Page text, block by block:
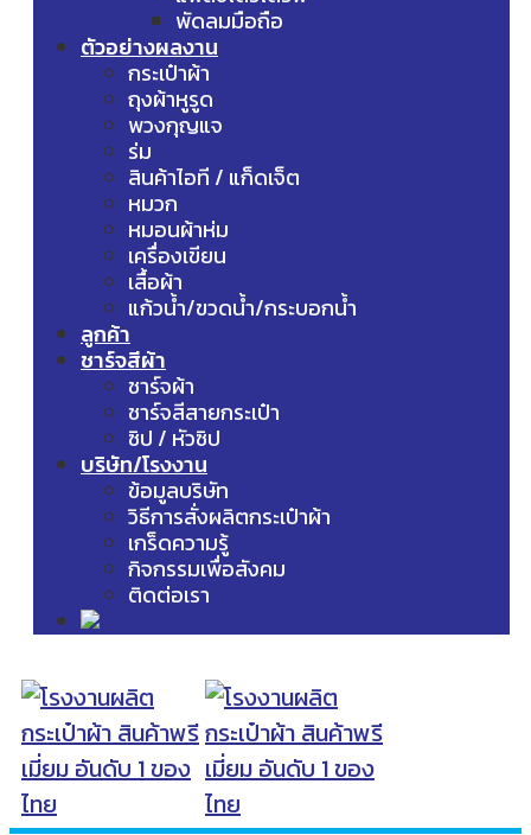
พัดลมมือถือ
ตัวอย่างผลงาน
กระเป๋าผ้า
ถุงผ้าหูรูด
พวงกุญแจ
ร่ม
สินค้าไอที / แก็ดเจ็ต
หมวก
หมอนผ้าห่ม
เครื่องเขียน
เสื้อผ้า
แก้วน้ำ/ขวดน้ำ/กระบอกน้ำ
ลูกค้า
ชาร์จสีผ้า
ชาร์จผ้า
ชาร์จสีสายกระเป๋า
ซิป / หัวซิป
บริษัท/โรงงาน
ข้อมูลบริษัท
วิธีการสั่งผลิตกระเป๋าผ้า
เกร็ดความรู้
กิจกรรมเพื่อสังคม
ติดต่อเรา